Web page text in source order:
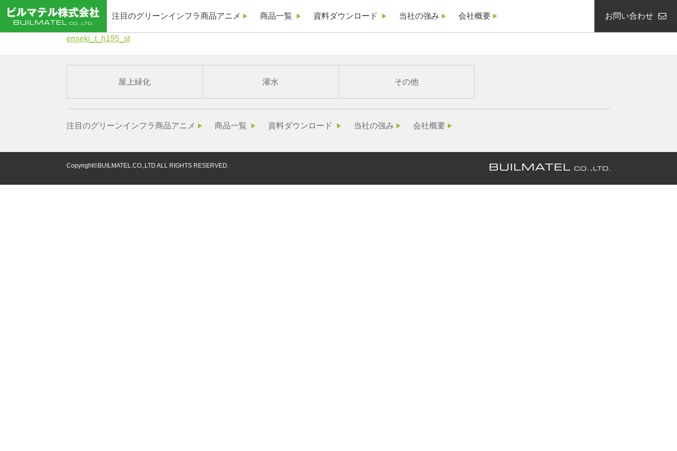
注目のグリーンインフラ商品アニメ 商品一覧 資料ダウンロード 当社の強み 会社概要 お問い合わせ
enseki_t_h195_st
屋上緑化 灌水 その他
注目のグリーンインフラ商品アニメ 商品一覧 資料ダウンロード 当社の強み 会社概要
Copyright©BUILMATEL.CO.,LTD ALL RIGHTS RESERVED.